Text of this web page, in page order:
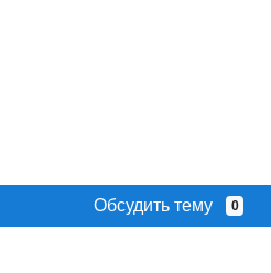
Обсудить тему 0